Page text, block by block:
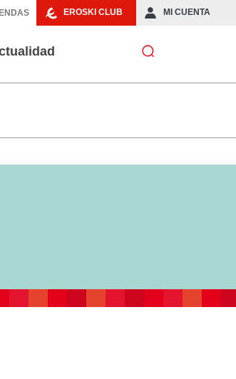
EROSKI CLUB MI CUENTA